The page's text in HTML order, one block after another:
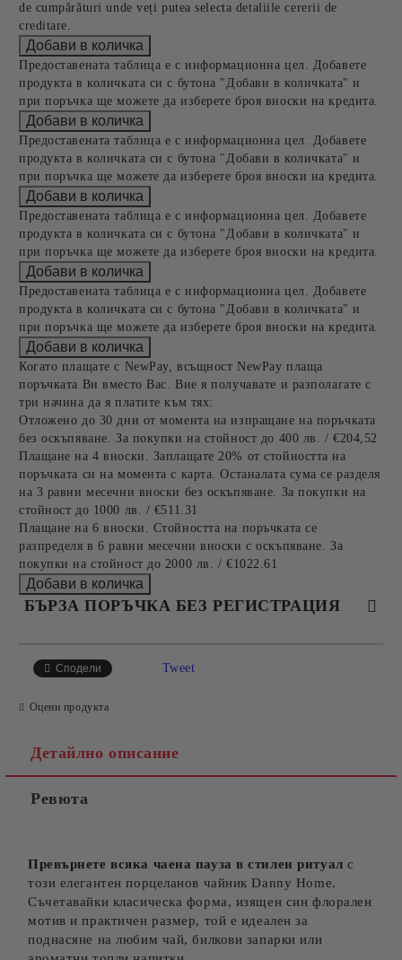
de cumpărături unde veți putea selecta detaliile cererii de
creditare.
Предоставената таблица е с информационна цел. Добавете
продукта в количката си с бутона "Добави в количката" и
при поръчка ще можете да изберете броя вноски на кредита.
Предоставената таблица е с информационна цел. Добавете
продукта в количката си с бутона "Добави в количката" и
при поръчка ще можете да изберете броя вноски на кредита.
Предоставената таблица е с информационна цел. Добавете
продукта в количката си с бутона "Добави в количката" и
при поръчка ще можете да изберете броя вноски на кредита.
Предоставената таблица е с информационна цел. Добавете
продукта в количката си с бутона "Добави в количката" и
при поръчка ще можете да изберете броя вноски на кредита.
Когато плащате с NewPay, всъщност NewPay плаща
поръчката Ви вместо Вас. Вие я получавате и разполагате с
три начина да я платите към тях:
Отложено до 30 дни от момента на изпращане на поръчката
без оскъпяване. За покупки на стойност до 400 лв. / €204,52
Плащане на 4 вноски. Заплащате 20% от стойността на
поръчката си на момента с карта. Останалата сума се разделя
на 3 равни месечни вноски без оскъпяване. За покупки на
стойност до 1000 лв. / €511.31
Плащане на 6 вноски. Стойността на поръчката се
разпределя в 6 равни месечни вноски с оскъпяване. За
покупки на стойност до 2000 лв. / €1022.61
БЪРЗА ПОРЪЧКА БЕЗ РЕГИСТРАЦИЯ
Сподели Tweet
Оцени продукта
Детайлно описание
Ревюта
Превърнете всяка чаена пауза в стилен ритуал с
този елегантен порцеланов чайник Danny Home.
Съчетавайки класическа форма, изящен син флорален
мотив и практичен размер, той е идеален за
поднасяне на любим чай, билкови запарки или